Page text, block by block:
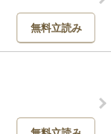
無料立読み